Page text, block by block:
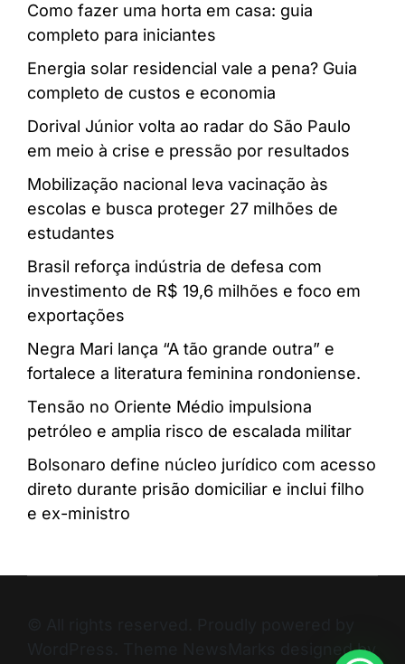
Como fazer uma horta em casa: guia
completo para iniciantes
Energia solar residencial vale a pena? Guia
completo de custos e economia
Dorival Júnior volta ao radar do São Paulo
em meio à crise e pressão por resultados
Mobilização nacional leva vacinação às
escolas e busca proteger 27 milhões de
estudantes
Brasil reforça indústria de defesa com
investimento de R$ 19,6 milhões e foco em
exportações
Negra Mari lança “A tão grande outra” e
fortalece a literatura feminina rondoniense.
Tensão no Oriente Médio impulsiona
petróleo e amplia risco de escalada militar
Bolsonaro define núcleo jurídico com acesso
direto durante prisão domiciliar e inclui filho
e ex-ministro
WordPress. Theme NewsMarks designed by